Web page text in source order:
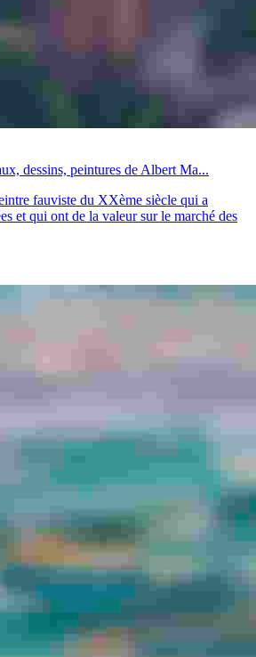
dessins, peintures de Albert Ma...
fauviste du XXème siècle qui a
et qui ont de la valeur sur le marché des